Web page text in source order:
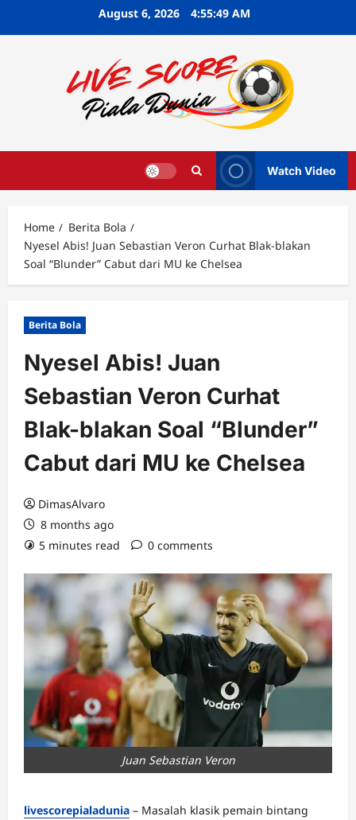
August 6, 2026 4:55:50 AM
Watch Video
Home
Berita Bola
Nyesel Abis! Juan Sebastian Veron Curhat Blak-blakan
Soal “Blunder” Cabut dari MU ke Chelsea
Berita Bola
Nyesel Abis! Juan
Sebastian Veron Curhat
Blak-blakan Soal “Blunder”
Cabut dari MU ke Chelsea
DimasAlvaro
8 months ago
5 minutes read
0 comments
Juan Sebastian Veron
livescorepialadunia – Masalah klasik pemain bintang